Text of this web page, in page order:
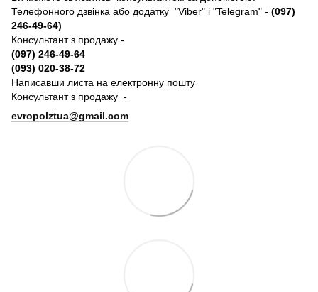
Телефонного дзвінка або додатку "Viber" і "Telegram" - (097)
246-49-64)
Консультант з продажу -
(097) 246-49-64
(093) 020-38-72
Написавши листа на електронну пошту
Консультант з продажу -
evropolztua@gmail.com